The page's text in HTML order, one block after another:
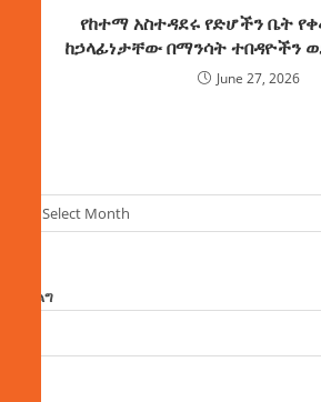
የከተማ አስተዳደሩ የድሆችን ቤት
ከኃላፊነታቸው በማንሳት ተበዳዮችን
June 27, 2026
Select Month
ፈልግ